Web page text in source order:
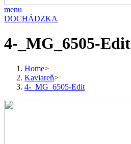
menu
DOCHÁDZKA
4-_MG_6505-Edit
Home>
Kaviareň>
4-_MG_6505-Edit